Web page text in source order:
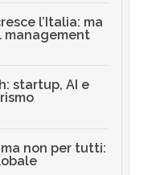
l’Italia: ma
startup, AI e
ma non per tutti: